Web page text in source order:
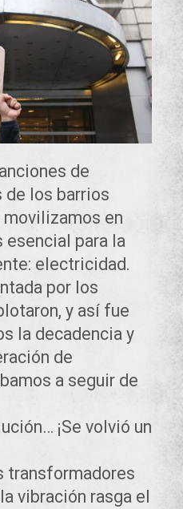
de
de los barrios
en
esencial para la
electricidad.
por los
y así fue
la decadencia y
de
a seguir de
¡Se volvió un
transformadores
vibración rasga el